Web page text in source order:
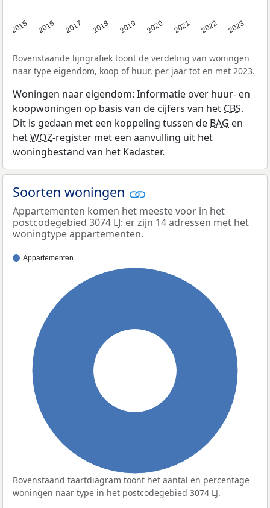
2015 2016 2017 2018 2019 2020 2021 2022 2023
Bovenstaande lijngrafiek toont de verdeling van woningen
naar type eigendom, koop of huur, per jaar tot en met 2023.
Woningen naar eigendom: Informatie over huur- en
koopwoningen op basis van de cijfers van hetCBS.
Dit is gedaan met een koppeling tussen deBAG en
hetWOZ-register met een aanvulling uit het
woningbestand van het Kadaster.
Soorten woningen
Appartementen komen het meeste voor in het
postcodegebied 3074 LJ: er zijn 14 adressen met het
woningtype appartementen.
Appartementen
Bovenstaand taartdiagram toont het aantal en percentage
woningen naar type in het postcodegebied 3074 LJ.